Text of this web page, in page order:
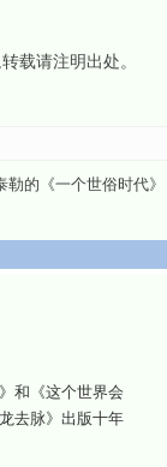
,转载请注明出处。
的《一个世俗时代》
和《这个世界会
去脉》出版十年